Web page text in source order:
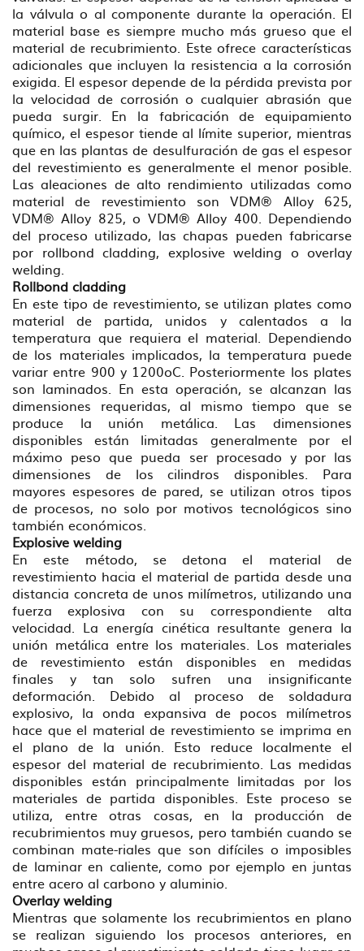
la válvula o al componente durante la operación. El
material base es siempre mucho más grueso que el
material de recubrimiento. Este ofrece características
adicionales que incluyen la resistencia a la corrosión
exigida. El espesor depende de la pérdida prevista por
la velocidad de corrosión o cualquier abrasión que
pueda surgir. En la fabricación de equipamiento
químico, el espesor tiende al límite superior, mientras
que en las plantas de desulfuración de gas el espesor
del revestimiento es generalmente el menor posible.
Las aleaciones de alto rendimiento utilizadas como
material de revestimiento son VDM® Alloy 625,
VDM® Alloy 825, o VDM® Alloy 400. Dependiendo
del proceso utilizado, las chapas pueden fabricarse
por rollbond cladding, explosive welding o overlay
welding.
Rollbond cladding
En este tipo de revestimiento, se utilizan plates como
material de partida, unidos y calentados a la
temperatura que requiera el material. Dependiendo
de los materiales implicados, la temperatura puede
variar entre 900 y 1200oC. Posteriormente los plates
son laminados. En esta operación, se alcanzan las
dimensiones requeridas, al mismo tiempo que se
produce la unión metálica. Las dimensiones
disponibles están limitadas generalmente por el
máximo peso que pueda ser procesado y por las
dimensiones de los cilindros disponibles. Para
mayores espesores de pared, se utilizan otros tipos
de procesos, no solo por motivos tecnológicos sino
también económicos.
Explosive welding
En este método, se detona el material de
revestimiento hacia el material de partida desde una
distancia concreta de unos milímetros, utilizando una
fuerza explosiva con su correspondiente alta
velocidad. La energía cinética resultante genera la
unión metálica entre los materiales. Los materiales
de revestimiento están disponibles en medidas
finales y tan solo sufren una insignificante
deformación. Debido al proceso de soldadura
explosivo, la onda expansiva de pocos milímetros
hace que el material de revestimiento se imprima en
el plano de la unión. Esto reduce localmente el
espesor del material de recubrimiento. Las medidas
disponibles están principalmente limitadas por los
materiales de partida disponibles. Este proceso se
utiliza, entre otras cosas, en la producción de
recubrimientos muy gruesos, pero también cuando se
combinan mate-riales que son difíciles o imposibles
de laminar en caliente, como por ejemplo en juntas
entre acero al carbono y aluminio.
Overlay welding
Mientras que solamente los recubrimientos en plano
se realizan siguiendo los procesos anteriores, en